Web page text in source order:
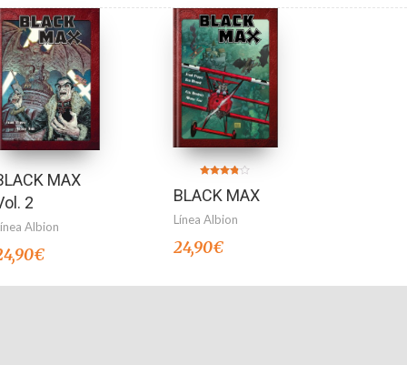
MAX
2
Albion
€
en
3.75
BLACK MAX
Línea Albion
24,90€